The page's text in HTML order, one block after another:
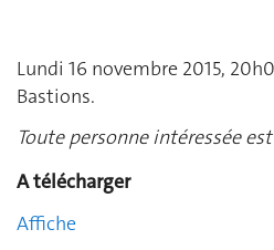
Lundi 16 novembre 2015,
Bastions.
Toute personne intéressée
A télécharger
Affiche